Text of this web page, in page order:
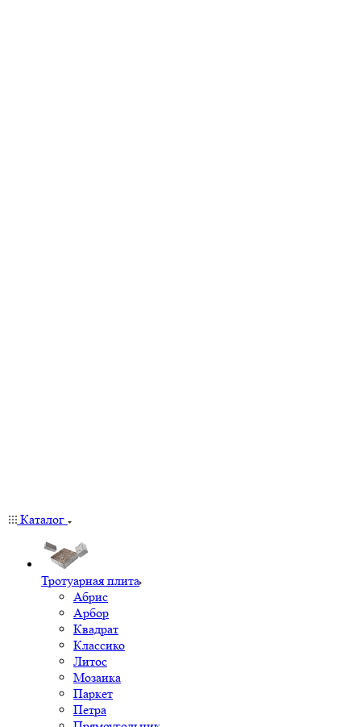
Каталог
Тротуарная плита
Абрис
Арбор
Квадрат
Классико
Литос
Мозаика
Паркет
Петра